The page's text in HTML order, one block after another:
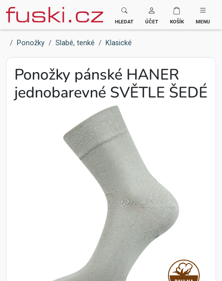
Fuski BOMA
HLEDAT ÚČET KOŠÍK MENU
Ponožky Slabé, tenké Klasické
Ponožky pánské HANER
jednobarevné SVĚTLE ŠEDÉ